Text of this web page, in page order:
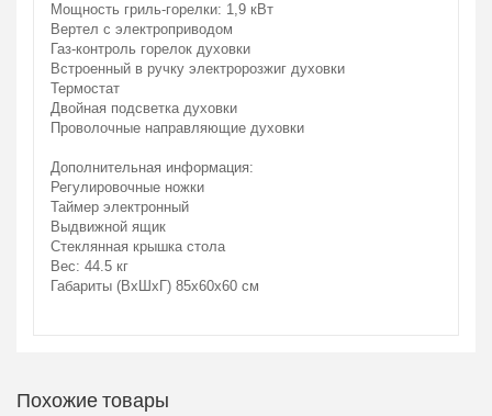
Мощность гриль-горелки: 1,9 кВт
Вертел с электроприводом
Газ-контроль горелок духовки
Встроенный в ручку электророзжиг духовки
Термостат
Двойная подсветка духовки
Проволочные направляющие духовки
Дополнительная информация:
Регулировочные ножки
Таймер электронный
Выдвижной ящик
Стеклянная крышка стола
Вес: 44.5 кг
Габариты (ВхШхГ) 85х60х60 см
Похожие товары